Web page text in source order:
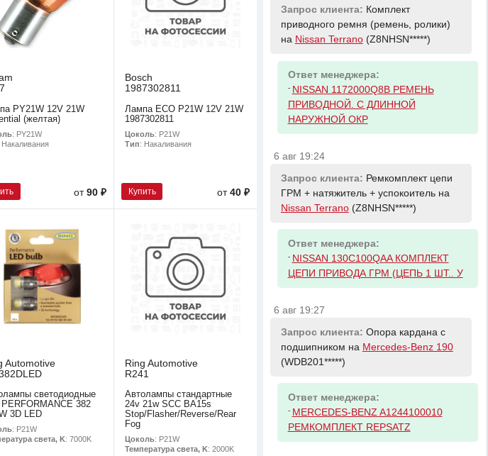
PY21W 12V 21W
(желтая)
: PY21W
Накаливания
от90 ₽
Bosch
1987302811
Лампа ECO P21W 12V 21W
1987302811
Цоколь: P21W
Тип: Накаливания
Купить от 40 ₽
Automotive
светодиодные
PERFORMANCE 382
3D LED
: P21W
света, K: 7000K
Ring Automotive
R241
Автолампы стандартные
24v 21w SCC BA15s
Stop/Flasher/Reverse/Rear
Fog
Цоколь: P21W
Температура света, K: 2000K
Запрос клиента: Комплект
приводного ремня (ремень, ролики)
на Nissan Terrano(Z8NHSN*****)
Ответ менеджера:
- NISSAN 1172000Q8B РЕМЕНЬ
ПРИВОДНОЙ. С ДЛИННОЙ
НАРУЖНОЙ ОКР
6 авг 19:24
Запрос клиента: Ремкомплект цепи
ГРМ + натяжитель + успокоитель на
Nissan Terrano(Z8NHSN*****)
Ответ менеджера:
- NISSAN 130C100QAA КОМПЛЕКТ
ЦЕПИ ПРИВОДА ГРМ (ЦЕПЬ 1 ШТ.. У
6 авг 19:27
Запрос клиента: Опора кардана с
подшипником на Mercedes-Benz 190
(WDB201*****)
Ответ менеджера:
- MERCEDES-BENZ A1244100010
РЕМКОМПЛЕКТ REPSATZ